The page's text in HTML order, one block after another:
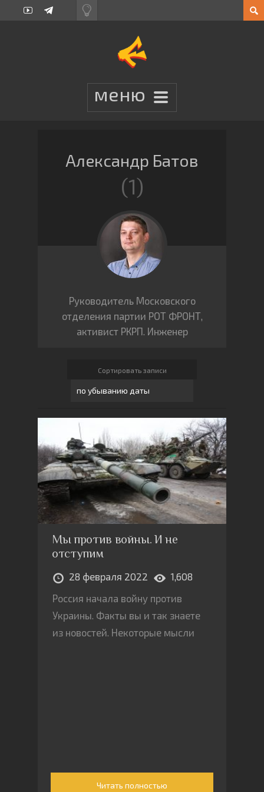
Александр Батов
1
Руководитель Московского
отделения партии РОТ ФРОНТ,
активист РКРП. Инженер
Сортировать записи
Мы против войны. И не
отступим
28 февраля 2022
1,608
Россия начала войну против
Украины. Факты вы и так знаете
из новостей. Некоторые мысли
Читать полностью